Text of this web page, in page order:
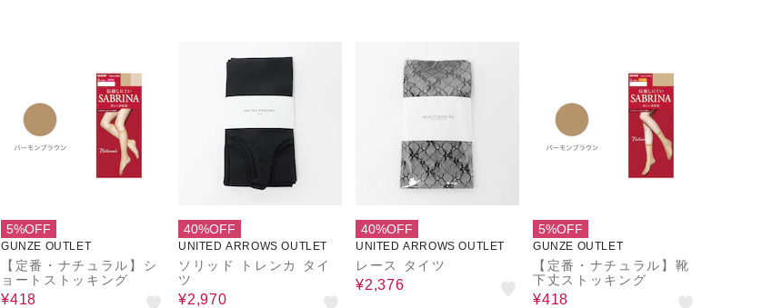
5%OFF
GUNZE OUTLET
【定番・ナチュラル】シ
ョートストッキング
¥418
40%OFF
UNITED ARROWS OUTLET
ソリッド トレンカ タイ
ツ
¥2,970
40%OFF
UNITED ARROWS OUTLET
レース タイツ
¥2,376
5%OFF
GUNZE OUTLET
【定番・ナチュラル】靴
下丈ストッキング
¥418